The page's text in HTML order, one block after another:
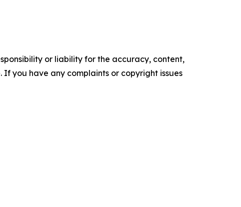
or liability for the accuracy, content,
you have any complaints or copyright issues